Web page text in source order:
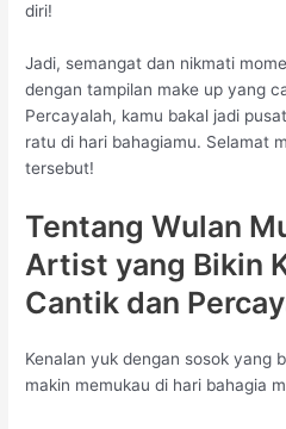
diri!
Jadi, semangat dan nikmati
dengan tampilan make up yang
Percayalah, kamu bakal jadi
ratu di hari bahagiamu. Selamat
tersebut!
Tentang Wulan
Artist yang Bikin
Cantik dan
Kenalan yuk dengan sosok yang
makin memukau di hari bahagia